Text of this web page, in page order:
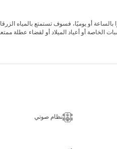
بحرية فريدة لعدد يصل إلى 32 ضيفًا. سواء اخترت استئجارًا بالساعة أو يوميًا، فسوف تستمتع
الخاصة أو أعياد الميلاد أو لقضاء عطلة
نظام صوتي